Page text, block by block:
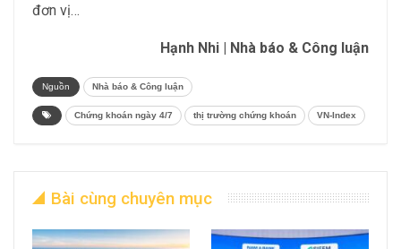
đơn vị…
Hạnh Nhi | Nhà báo & Công luận
Nguồn Nhà báo & Công luận
Chứng khoán ngày 4/7 thị trường chứng khoán VN-Index
Bài cùng chuyên mục